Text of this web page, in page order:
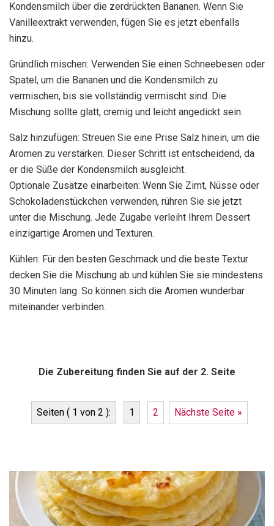
Kondensmilch über die zerdrückten Bananen. Wenn Sie
Vanilleextrakt verwenden, fügen Sie es jetzt ebenfalls
hinzu.
Gründlich mischen: Verwenden Sie einen Schneebesen oder
Spatel, um die Bananen und die Kondensmilch zu
vermischen, bis sie vollständig vermischt sind. Die
Mischung sollte glatt, cremig und leicht angedickt sein.
Salz hinzufügen: Streuen Sie eine Prise Salz hinein, um die
Aromen zu verstärken. Dieser Schritt ist entscheidend, da
er die Süße der Kondensmilch ausgleicht.
Optionale Zusätze einarbeiten: Wenn Sie Zimt, Nüsse oder
Schokoladenstückchen verwenden, rühren Sie sie jetzt
unter die Mischung. Jede Zugabe verleiht Ihrem Dessert
einzigartige Aromen und Texturen.
Kühlen: Für den besten Geschmack und die beste Textur
decken Sie die Mischung ab und kühlen Sie sie mindestens
30 Minuten lang. So können sich die Aromen wunderbar
miteinander verbinden.
Die Zubereitung finden Sie auf der 2. Seite
Seiten ( 1 von 2 ): 1 2 Nächste Seite »